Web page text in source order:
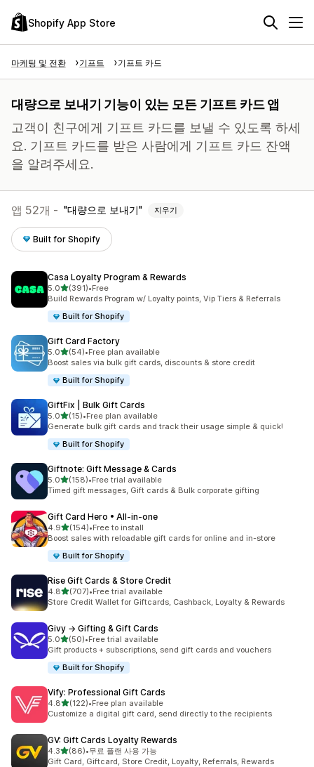
Shopify App Store
마케팅 및 전환 기프트 기프트 카드
대량으로 보내기 기능이 있는 모든 기프트 카드 앱
고객이 친구에게 기프트 카드를 보낼 수 있도록 하세
요. 기프트 카드를 받은 사람에게 기프트 카드 잔액
을 알려주세요.
앱 52개 - 대량으로 보내기 지우기
Built for Shopify
Casa Loyalty Program & Rewards
5.0별 5개 중
(391)
총 리뷰 391개
•Free
Build Rewards Program w/ Loyalty points, Vip Tiers & Referrals
Built for Shopify
Gift Card Factory
5.0별 5개 중
(54)
총 리뷰 54개
•Free plan available
Boost sales via bulk gift cards, discounts & store credit
Built for Shopify
GiftFix | Bulk Gift Cards
5.0별 5개 중
(15)
총 리뷰 15개
•Free plan available
Generate bulk gift cards and track their usage simple & quick!
Built for Shopify
Giftnote: Gift Message & Cards
5.0별 5개 중
(158)
총 리뷰 158개
•Free trial available
Timed gift messages, Gift cards & Bulk corporate gifting
Gift Card Hero • All‑in‑one
4.9별 5개 중
(154)
총 리뷰 154개
•Free to install
Boost sales with reloadable gift cards for online and in-store
Built for Shopify
Rise Gift Cards & Store Credit
4.8별 5개 중
(707)
총 리뷰 707개
•Free trial available
Store Credit Wallet for Giftcards, Cashback, Loyalty & Rewards
Givy → Gifting & Gift Cards
5.0별 5개 중
(50)
총 리뷰 50개
•Free trial available
Gift products + subscriptions, send gift cards and vouchers
Built for Shopify
Vify: Professional Gift Cards
4.8별 5개 중
(122)
총 리뷰 122개
•Free plan available
Customize a digital gift card, send directly to the recipients
GV: Gift Cards Loyalty Rewards
4.3별 5개 중
(86)
총 리뷰 86개
•무료 플랜 사용 가능
Gift Card, Giftcard, Store Credit, Loyalty, Referrals, Rewards